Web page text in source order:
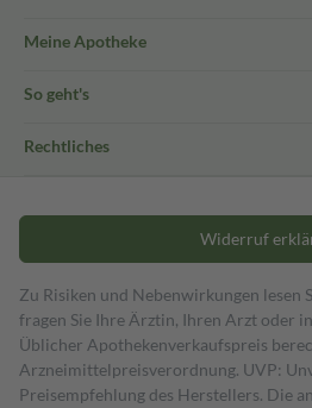
Meine Apotheke
So geht's
Rechtliches
Widerruf
Zu Risiken und Nebenwirkungen lesen
fragen Sie Ihre Ärztin, Ihren Arzt oder
Üblicher Apothekenverkaufspreis
Arzneimittelpreisverordnung. UVP:
Preisempfehlung des Herstellers. Die